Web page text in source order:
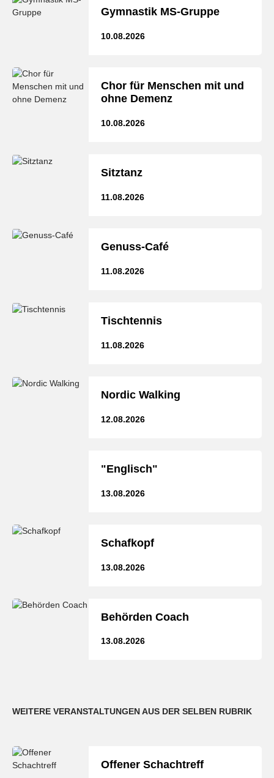
Gymnastik MS-Gruppe
10.08.2026
Chor für Menschen mit und
ohne Demenz
10.08.2026
Sitztanz
11.08.2026
Genuss-Café
11.08.2026
Tischtennis
11.08.2026
Nordic Walking
12.08.2026
"Englisch"
13.08.2026
Schafkopf
13.08.2026
Behörden Coach
13.08.2026
WEITERE VERANSTALTUNGEN AUS DER SELBEN RUBRIK
Offener Schachtreff